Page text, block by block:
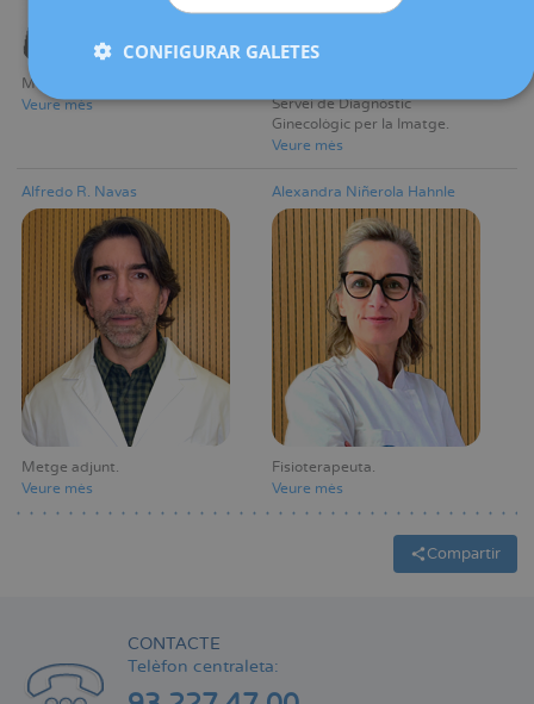
Metge adjunt
Veure mès
Servei de Diagnòstic
Ginecològic per la Imatge
Veure mès
Alfredo R. Navas
Metge adjunt
Veure mès
Alexandra Niñerola Hahnle
Fisioterapeuta
Veure mès
Compartir
CONTACTE
Telèfon centraleta:
CONFIGURAR GALETES